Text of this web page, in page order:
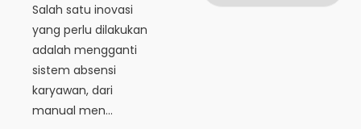
Salah satu inovasi
yang perlu dilakukan
adalah mengganti
sistem absensi
karyawan, dari
manual men...